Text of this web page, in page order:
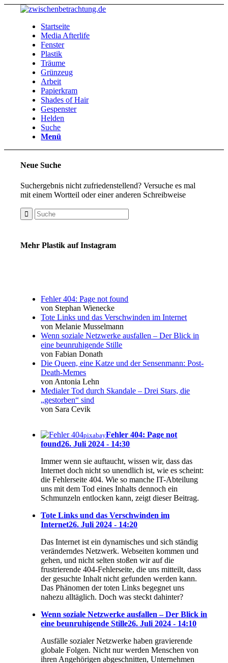
Startseite
Media Afterlife
Fenster
Plastik
Träume
Grünzeug
Arbeit
Papierkram
Shades of Hair
Gespenster
Helden
Suche
Menü
Neue Suche
Suchergebnis nicht zufriedenstellend? Versuche es mal
mit einem Wortteil oder einer anderen Schreibweise
Mehr Plastik auf Instagram
Fehler 404: Page not found
von Stephan Wienecke
Tote Links und das Verschwinden im Internet
von Melanie Musselmann
Wenn soziale Netzwerke ausfallen – Der Blick in
eine beunruhigende Stille
von Fabian Donath
Die Queen, eine Katze und der Sensenmann: Post-
Death-Memes
von Antonia Lehn
Medialer Tod durch Skandale – Drei Stars, die
„gestorben“ sind
von Sara Cevik
pixabayFehler 404: Page not
found26. Juli 2024 - 14:30
Immer wenn sie auftaucht, wissen wir, dass das
Internet doch nicht so unendlich ist, wie es scheint:
die Fehlerseite 404. Wie so manche IT-Abteilung
uns mit dem Tod eines Inhalts dennoch ein
Schmunzeln entlocken kann, zeigt dieser Beitrag.
Tote Links und das Verschwinden im
Internet26. Juli 2024 - 14:20
Das Internet ist ein dynamisches und sich ständig
veränderndes Netzwerk. Webseiten kommen und
gehen, und nicht selten stoßen wir auf die
frustrierende 404-Fehlerseite, die uns mitteilt, dass
der gesuchte Inhalt nicht gefunden werden kann.
Das Phänomen der toten Links begegnet uns
nahezu alltäglich. Doch was steckt dahinter?
Wenn soziale Netzwerke ausfallen – Der Blick in
eine beunruhigende Stille26. Juli 2024 - 14:10
Ausfälle sozialer Netzwerke haben gravierende
globale Folgen. Nicht nur werden Menschen von
ihren Angehörigen abgeschnitten, Unternehmen